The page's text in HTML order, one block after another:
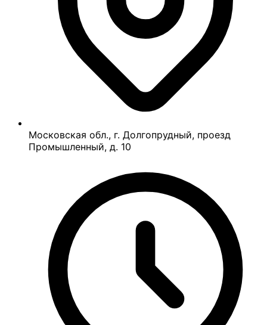
Московская обл., г. Долгопрудный, проезд
Промышленный, д. 10